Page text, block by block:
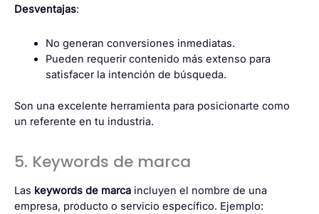
Desventajas:
No generan conversiones inmediatas.
Pueden requerir contenido más extenso para
satisfacer la intención de búsqueda.
Son una excelente herramienta para posicionarte como
un referente en tu industria.
5. Keywords de marca
Las keywords de marca incluyen el nombre de una
empresa, producto o servicio específico. Ejemplo: